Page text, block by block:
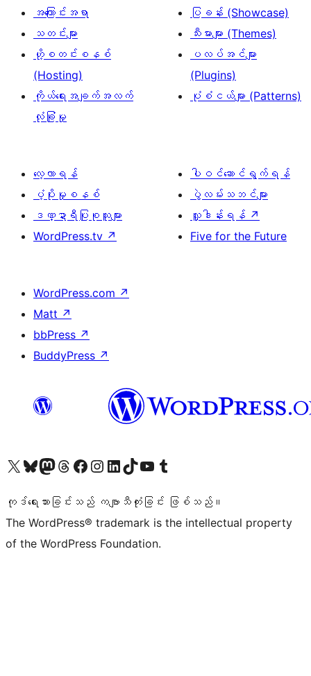
ခွဲ
ခြင်း
အကြောင်းအရာ
သတင်းများ
ဟို့စတင်းစနစ်
(Hosting)
ကိုယ်ရေးအချက်အလက်
လုံခြုံမှု
ပြခန်း (Showcase)
သီးမားများ (Themes)
ပလပ်အင်များ
(Plugins)
ပုံစံငယ်များ (Patterns)
လေ့လာရန်
ပံ့ပိုးမှုစနစ်
ဒဏ္ဍာရီပြုစုသူများ
WordPress.tv ↗
ပါဝင်ဆောင်ရွက်ရန်
ပွဲလမ်းသဘင်များ
လှူဒါန်းရန် ↗
Five for the Future
WordPress.com ↗
Matt ↗
bbPress ↗
BuddyPress ↗
ကျွန်ုပ်တို့၏ X (ယခင် Twitter) အကောင့်သို့ သွားရောက်ကြည့်ရှုပါကျွန်ုပ်တို့၏ Bluesky အကောင့်သို့ ဝင်ရောက်ကြည့်ရှုရန်
ကျွန်ုပ်တို့၏ Mastodon အကောင့်သို့ သွားရောက်ကြည့်ရှုပါကျွန်ုပ်တို့၏ Threads အကောင့်သို့ ဝင်ရောက်ကြည့်ရှုရန်
ကျွန်ုပ်တို့၏ Facebook စာမျက်နှာသို့ သွားရောက်ကြည့်ရှုပါကျွန်ုပ်တို့၏ Instagram အကောင့်သို့ သွားရောက်ကြည့်ရှုပါ ကျွန်ုပ်တို့၏ LinkedIn အကောင့်သို့ သွားရောက်ကြည့်ရှုပါကျွန်ုပ်တို့၏ TikTok အကောင့်သို့ ဝင်ရောက်ကြည့်ရှုရန်
ကျွန်ုပ်တို့၏ YouTube ချန်နယ်သို့ သွားရောက်ကြည့်ရှုပါ ကျွန်ုပ်တို့၏ Tumblr အကောင့်သို့ ဝင်ရောက်ကြည့်ရှုရန်
ကုဒ်ရေးသားခြင်းသည် ကဗျာသီကုံးခြင်း ဖြစ်သည်။
The WordPress® trademark is the intellectual property
of the WordPress Foundation.